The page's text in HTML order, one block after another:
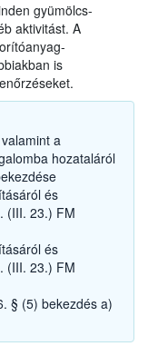
gyümölcs-
aktivitást. A
is
a
hozataláról
és
(III. 23.) FM
és
(III. 23.) FM
§ (5) bekezdés a)